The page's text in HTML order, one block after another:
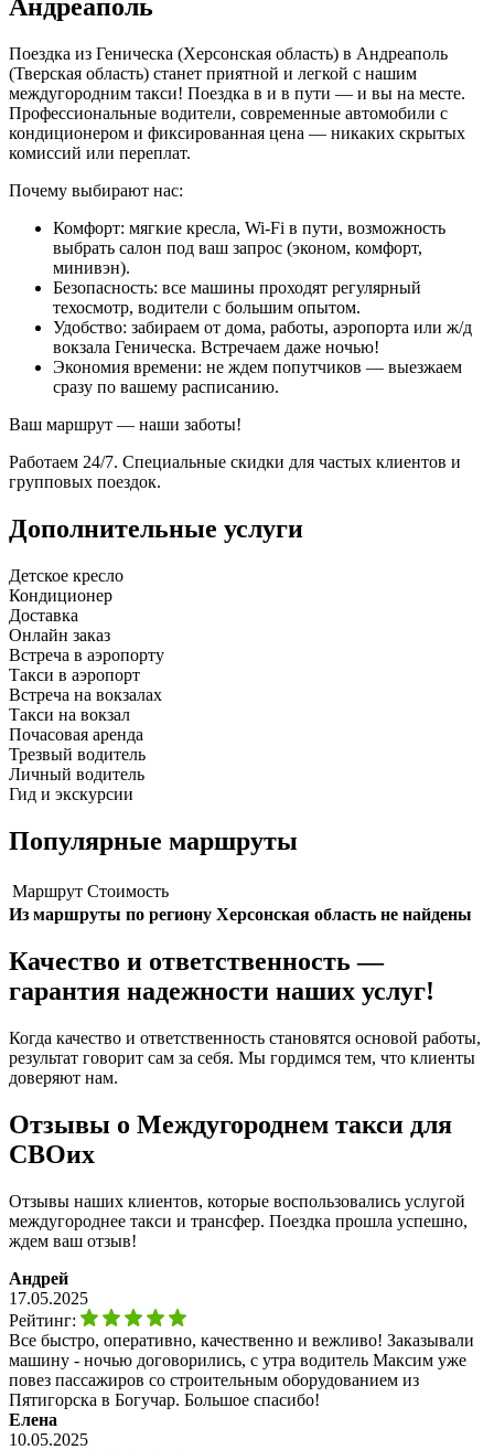
Андреаполь
Поездка из Геническа (Херсонская область) в Андреаполь
(Тверская область) станет приятной и легкой с нашим
междугородним такси! Поездка в и в пути — и вы на месте.
Профессиональные водители, современные автомобили с
кондиционером и фиксированная цена — никаких скрытых
комиссий или переплат.
Почему выбирают нас:
Комфорт: мягкие кресла, Wi-Fi в пути, возможность
выбрать салон под ваш запрос (эконом, комфорт,
минивэн).
Безопасность: все машины проходят регулярный
техосмотр, водители с большим опытом.
Удобство: забираем от дома, работы, аэропорта или ж/д
вокзала Геническа. Встречаем даже ночью!
Экономия времени: не ждем попутчиков — выезжаем
сразу по вашему расписанию.
Ваш маршрут — наши заботы!
Работаем 24/7. Специальные скидки для частых клиентов и
групповых поездок.
Дополнительные услуги
Детское кресло
Кондиционер
Доставка
Онлайн заказ
Встреча в аэропорту
Такси в аэропорт
Встреча на вокзалах
Такси на вокзал
Почасовая аренда
Трезвый водитель
Личный водитель
Гид и экскурсии
Популярные маршруты
Маршрут Стоимость
Из маршруты по региону Херсонская область не найдены
Качество и ответственность —
гарантия надежности наших услуг!
Когда качество и ответственность становятся основой работы,
результат говорит сам за себя. Мы гордимся тем, что клиенты
доверяют нам.
Отзывы о Междугороднем такси для
СВОих
Отзывы наших клиентов, которые воспользовались услугой
междугороднее такси и трансфер. Поездка прошла успешно,
ждем ваш отзыв!
Андрей
17.05.2025
Рейтинг:
Все быстро, оперативно, качественно и вежливо! Заказывали
машину - ночью договорились, с утра водитель Максим уже
повез пассажиров со строительным оборудованием из
Пятигорска в Богучар. Большое спасибо!
Елена
10.05.2025